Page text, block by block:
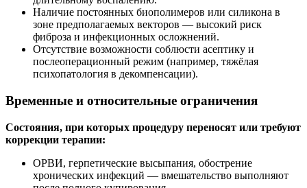
Наличие постоянных биополимеров или силикона в
зоне предполагаемых векторов — высокий риск
фиброза и инфекционных осложнений.
Отсутствие возможности соблюсти асептику и
послеоперационный режим (например, тяжёлая
психопатология в декомпенсации).
Временные и относительные ограничения
Состояния, при которых процедуру переносят или требуют
коррекции терапии:
ОРВИ, герпетические высыпания, обострение
хронических инфекций — вмешательство выполняют